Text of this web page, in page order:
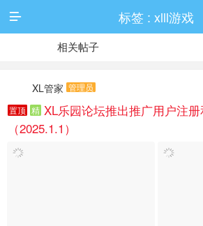
 标签 : xlll游戏
相关帖子
XL管家 管理员
置顶 精 XL乐园论坛推出推广用户注
（2025.1.1）